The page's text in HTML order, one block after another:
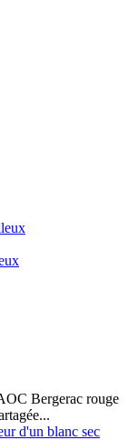
Bergerac rouge